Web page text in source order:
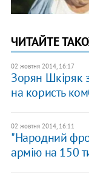
ЧИТАЙТЕ
02 жовтня 2014, 16:17
Зорян Шкіряк
на користь
02 жовтня 2014, 16:11
"Народний
армію на 150